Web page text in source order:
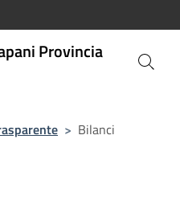
Provincia
> Bilanci